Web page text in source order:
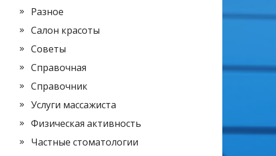
Разное
Салон красоты
Советы
Справочная
Справочник
Услуги массажиста
Физическая активность
Частные стоматологии